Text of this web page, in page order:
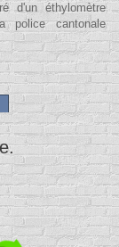
d'un éthylomètre
police cantonale